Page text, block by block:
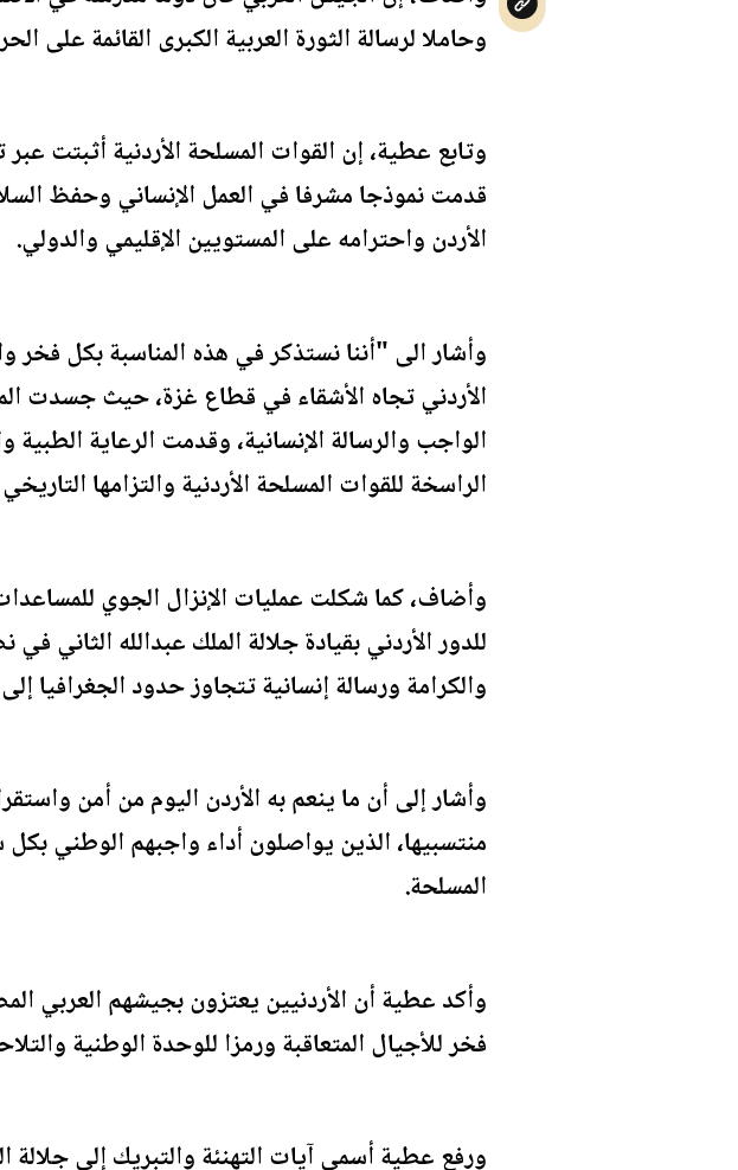
وحاملا لرسالة الثورة العربية الكبرى القائمة على
وتابع عطية، إن القوات المسلحة الأردنية أثبتت
قدمت نموذجا مشرفا في العمل الإنساني وحفظ
الأردن واحترامه على المستويين الإقليمي والدولي.
وأشار الى "أننا نستذكر في هذه المناسبة بكل فخر
الأردني تجاه الأشقاء في قطاع غزة، حيث جسدت
الواجب والرسالة الإنسانية، وقدمت الرعاية
الراسخة للقوات المسلحة الأردنية والتزامها
وأضاف، كما شكلت عمليات الإنزال الجوي للمساعدات
للدور الأردني بقيادة جلالة الملك عبدالله الثاني
والكرامة ورسالة إنسانية تتجاوز حدود الجغرافيا
وأشار إلى أن ما ينعم به الأردن اليوم من أمن
منتسبيها، الذين يواصلون أداء واجبهم الوطني
المسلحة.
وأكد عطية أن الأردنيين يعتزون بجيشهم
فخر للأجيال المتعاقبة ورمزا للوحدة الوطنية
ورفع عطية أسمى آيات التهنئة والتبريك إلى جلالة